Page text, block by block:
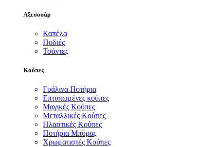
Αξεσουάρ
Καπέλα
Ποδιές
Τσάντες
Κούπες
Γυάλινα Ποτήρια
Επτυπωμένες κούπες
Μαγικές Κούπες
Μεταλλικές Κούπες
Πλαστικές Κούπες
Ποτήρια Μπύρας
Χρωματιστές Κούπες